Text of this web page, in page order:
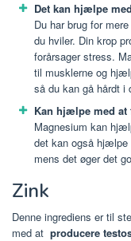
Det kan hjælpe
Du har brug for
du hviler. Din krop
forårsager stress.
til musklerne og
så du kan gå hårdt i
Kan hjælpe med at
Magnesium kan
det kan også hjælpe
mens det øger det
Zink
Denne ingrediens er til
med at producere